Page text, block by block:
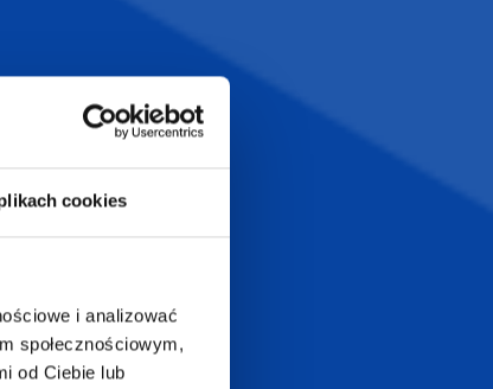
cookies
i analizować
społecznościowym,
od Ciebie lub
KONTAKT
Zapraszamy do kontaktu
od poniedziałku do piątku
w godzinach 8:00 - 16:00